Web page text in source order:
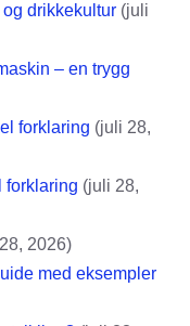
drikkekultur (juli
– en trygg
forklaring (juli 28,
forklaring (juli 28,
2026)
med eksempler